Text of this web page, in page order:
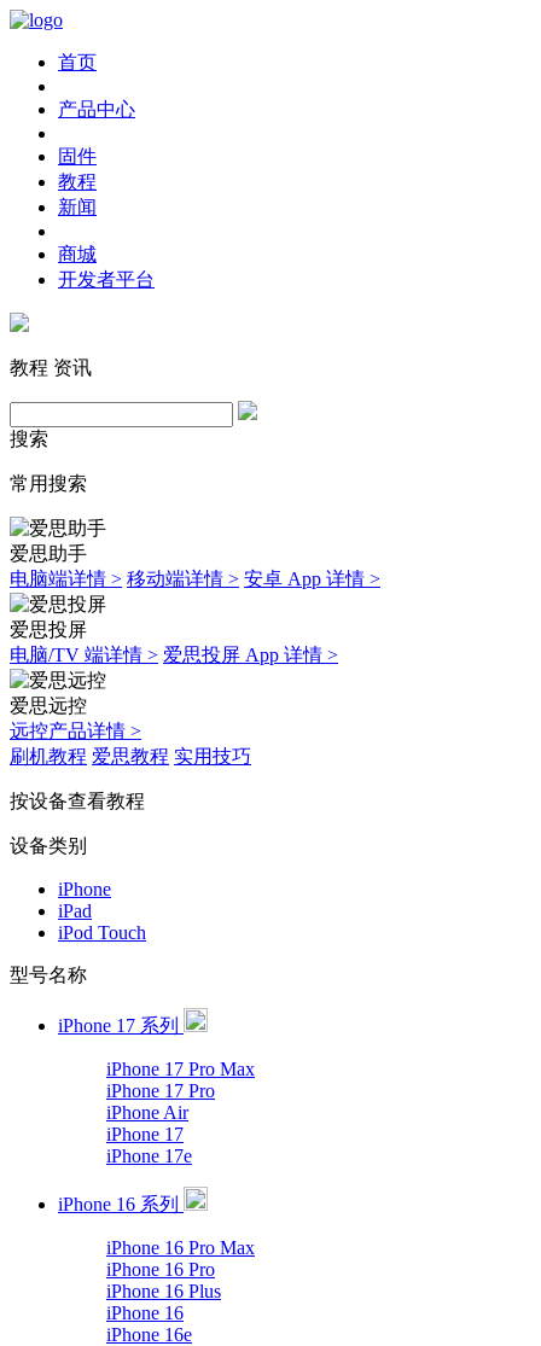
首页
产品中心
固件
教程
新闻
商城
开发者平台
教程 资讯
搜索
常用搜索
爱思助手
电脑端详情 > 移动端详情 > 安卓 App 详情 >
爱思投屏
电脑/TV 端详情 > 爱思投屏 App 详情 >
爱思远控
远控产品详情 >
刷机教程 爱思教程 实用技巧
按设备查看教程
设备类别
iPhone
iPad
iPod Touch
型号名称
iPhone 17 系列
iPhone 17 Pro Max
iPhone 17 Pro
iPhone Air
iPhone 17
iPhone 17e
iPhone 16 系列
iPhone 16 Pro Max
iPhone 16 Pro
iPhone 16 Plus
iPhone 16
iPhone 16e